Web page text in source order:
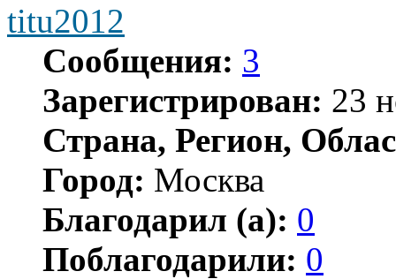
titu2012
Сообщения: 3
Зарегистрирован: 23
Страна, Регион,
Город: Москва
Благодарил (а): 0
Поблагодарили: 0